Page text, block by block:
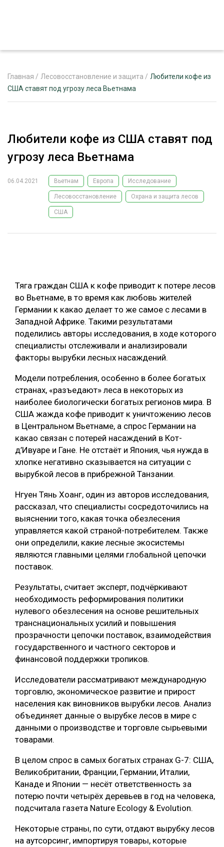
РЕКЛАМОДАТЕЛЯМ
ЛЕСНОЕ ХОЗЯЙСТВО
ЛЕСОЗАГОТОВКА
ЛЕСОВОССТАНОВЛЕНИЕ И ЗАЩИТА
ЛОГИСТИКА
ПРОИЗВОДСТВО ДРЕВЕСНЫХ ПЛИТ
ЦБП
КОМПЛЕКСНАЯ ПЕРЕРАБОТКА
ЛЕСОПИЛЕНИЕ
ДЕРЕВЯННОЕ ДОМОСТРОЕНИЕ
БЕЗОПАСНОЕ ПРОИЗВОДСТВО
СОРТИРОВКА ДРЕВЕСИНЫ
СУШКА ДРЕВЕСИНЫ
ТЕМАТИЧЕСКИЕ ПРОЕКТЫ
ПОДБОРКИ СТАТЕЙ
ЭКСПЕРТНОЕ МНЕНИЕ
Главная / Лесовосстановление и защита / Любители кофе из
США ставят под угрозу леса Вьетнама
Любители кофе из США ставят под
угрозу леса Вьетнама
06.04.2021 Вьетнам Европа Исследование
Лесовосстановление Охрана и защита лесов
США
Тяга граждан США к кофе приводит к потере лесов
во Вьетнаме, в то время как любовь жителей
Германии к какао делает то же самое с лесами в
Западной Африке. Такими результатами
поделились авторы исследования, в ходе которого
специалисты отслеживали и анализировали
факторы вырубки лесных насаждений.
Модели потребления, особенно в более богатых
странах, «разъедают» леса в некоторых из
наиболее биологически богатых регионов мира. В
США жажда кофе приводит к уничтожению лесов
в Центральном Вьетнаме, а спрос Германии на
какао связан с потерей насаждений в Кот-
д’Ивуаре и Гане. Не отстаёт и Япония, чья нужда в
хлопке негативно сказывается на ситуации с
вырубкой лесов в прибрежной Танзании.
Нгуен Тянь Хоанг, один из авторов исследования,
рассказал, что специалисты сосредоточились на
выяснении того, какая точка обезлесения
управляется какой страной-потребителем. Также
они определили, какие лесные экосистемы
являются главными целями глобальной цепочки
поставок.
Результаты, считает эксперт, подчёркивают
необходимость реформирования политики
нулевого обезлесения на основе решительных
транснациональных усилий и повышения
прозрачности цепочки поставок, взаимодействия
государственного и частного секторов и
финансовой поддержки тропиков.
Исследователи рассматривают международную
торговлю, экономическое развитие и прирост
населения как виновников вырубки лесов. Анализ
объединяет данные о вырубке лесов в мире с
данными о производстве и торговле сырьевыми
товарами.
В целом спрос в самых богатых странах G-7: США,
Великобритании, Франции, Германии, Италии,
Канаде и Японии — несёт ответственность за
потерю почти четырёх деревьев в год на человека,
подсчитала газета Nature Ecology & Evolution.
Некоторые страны, по сути, отдают вырубку лесов
на аутсорсинг, импортируя товары, которые